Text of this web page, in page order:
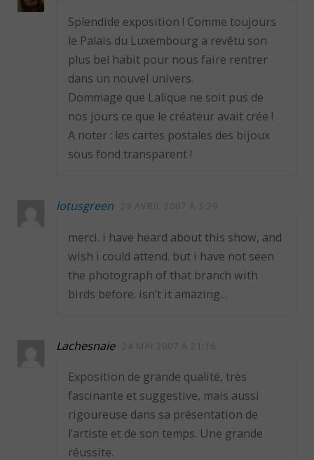
Splendide exposition ! Comme toujours
le Palais du Luxembourg a revêtu son
plus bel habit pour nous faire rentrer
dans un nouvel univers.
Dommage que Lalique ne soit pus de
nos jours ce que le créateur avait crée !
A noter : les cartes postales des bijoux
sous fond transparent !
lotusgreen 23 AVRIL 2007 À 3:29
merci. i have heard about this show, and
wish i could attend. but i have not seen
the photograph of that branch with
birds before. isn’t it amazing…
Lachesnaie 24 MAI 2007 À 21:16
Exposition de grande qualité, très
fascinante et suggestive, mais aussi
rigoureuse dans sa présentation de
l’artiste et de son temps. Une grande
réussite.